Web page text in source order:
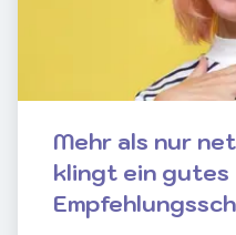
Mehr als nur
klingt ein gutes